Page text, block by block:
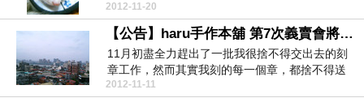
這次義賣...
2012-11-20
【公告】haru手作本舖 第7次義賣會將在11/23(五)中午舉行
11月初盡全力趕出了一批我很捨不得交出去的刻
章工作，然而其實我刻的每一個章，都捨不得送
走。10月中搬...
2012-11-11